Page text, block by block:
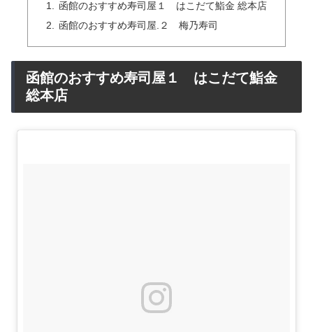
函館のおすすめ寿司屋１ はこだて鮨金 総本店
函館のおすすめ寿司屋.２ 梅乃寿司
函館のおすすめ寿司屋１ はこだて鮨金
総本店